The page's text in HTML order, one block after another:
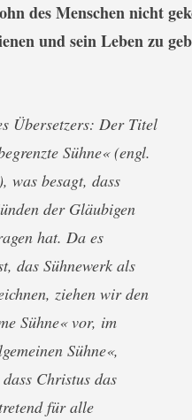
des Menschen nicht
und sein Leben zu
Übersetzers: Der Titel
Sühne« (engl.
was besagt, dass
der Gläubigen
hat. Da es
das Sühnewerk als
ziehen wir den
Sühne« vor, im
Sühne«,
Christus das
für alle